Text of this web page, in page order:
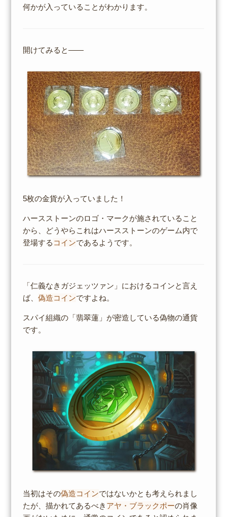
何かが入っていることがわかります。
開けてみると――
5枚の金貨が入っていました！
ハースストーンのロゴ・マークが施されていること
から、どうやらこれはハースストーンのゲーム内で
登場する コインであるようです。
「仁義なきガジェッツァン」におけるコインと言え
ば、 偽造コインですよね。
スパイ組織の「翡翠蓮」が密造している偽物の通貨
です。
当初はその偽造コインではないかとも考えられまし
たが、描かれてあるべき アヤ・ブラックポーの肖像